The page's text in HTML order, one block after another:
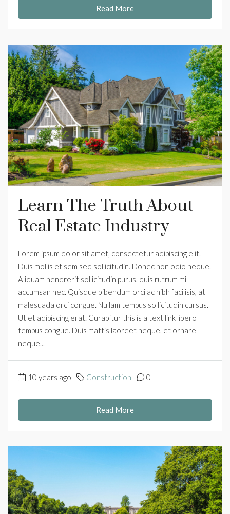
Read More
Learn The Truth About
Real Estate Industry
Lorem ipsum dolor sit amet, consectetur adipiscing elit.
Duis mollis et sem sed sollicitudin. Donec non odio neque.
Aliquam hendrerit sollicitudin purus, quis rutrum mi
accumsan nec. Quisque bibendum orci ac nibh facilisis, at
malesuada orci congue. Nullam tempus sollicitudin cursus.
Ut et adipiscing erat. Curabitur this is a text link libero
tempus congue. Duis mattis laoreet neque, et ornare
neque...
10 years ago Construction 0
Read More